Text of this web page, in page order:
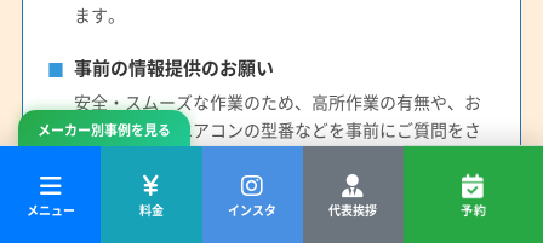
メーカー別事例を見る
メニュー 料金 インスタ 代表挨拶 予約
ます。
事前の情報提供のお願い
安全・スムーズな作業のため、高所作業の有無や、お
掃除機能付きエアコンの型番などを事前にご質問をさ